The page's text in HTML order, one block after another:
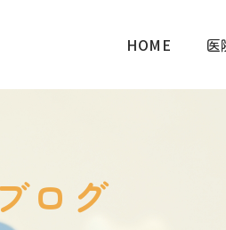
HOME 医
ブログ